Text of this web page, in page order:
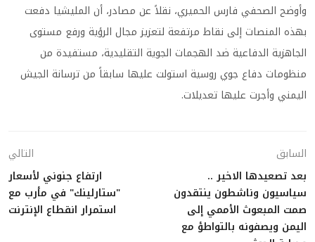
وأوضح الصحفي فارس الحميري، نقلاً عن مصادر، أن المليشيا دفعت
بهذه المنصات إلى نقاط مرتفعة لتعزيز مجال الرؤية ورفع مستوى
الجاهزية الدفاعية ضد الهجمات الجوية التقليدية، مستفيدة من
منظومات دفاع جوي روسية استولت عليها سابقاً من ترسانة الجيش
اليمني وأجرت عليها تعديلات.
السابق
بعد تصعيدها الاخير ..
سياسيون وناشطون ينتقدون
صمت المبعوث الأممي إلى
اليمن ويصفونه بالتواطؤ مع
التالي
ارتفاع جنوني لأسعار
"ستارلينك" في مأرب مع
استمرار انقطاع الإنترنت